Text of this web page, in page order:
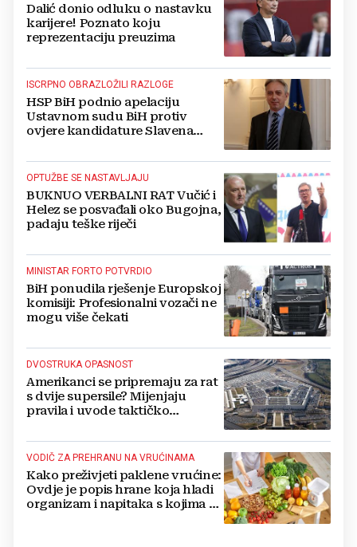
Dalić donio odluku o nastavku
karijere! Poznato koju
reprezentaciju preuzima
ISCRPNO OBRAZLOŽILI RAZLOGE
HSP BiH podnio apelaciju
Ustavnom sudu BiH protiv
ovjere kandidature Slavena
OPTUŽBE SE NASTAVLJAJU
BUKNUO VERBALNI RAT Vučić i
Helez se posvađali oko Bugojna,
padaju teške riječi
MINISTAR FORTO POTVRDIO
BiH ponudila rješenje Europskoj
komisiji: Profesionalni vozači ne
mogu više čekati
DVOSTRUKA OPASNOST
Amerikanci se pripremaju za rat
s dvije supersile? Mijenjaju
pravila i uvode taktičko
VODIČ ZA PREHRANU NA VRUĆINAMA
Kako preživjeti paklene vrućine:
Ovdje je popis hrane koja hladi
organizam i napitaka s kojima si